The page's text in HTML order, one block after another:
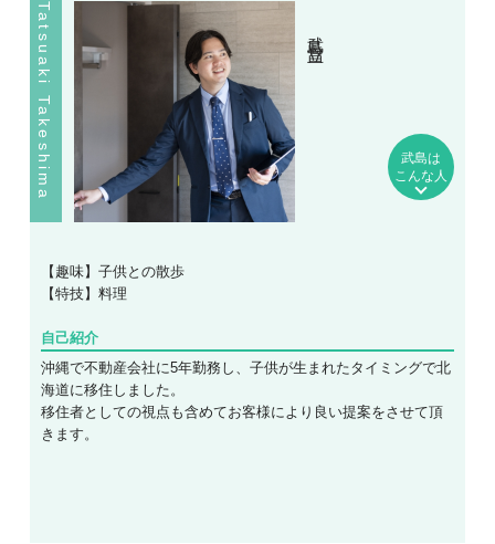
Tatsuaki Takeshima
武島は
こんな人
【趣味】子供との散歩
【特技】料理
自己紹介
沖縄で不動産会社に5年勤務し、子供が生まれたタイミングで北
海道に移住しました。
移住者としての視点も含めてお客様により良い提案をさせて頂
きます。